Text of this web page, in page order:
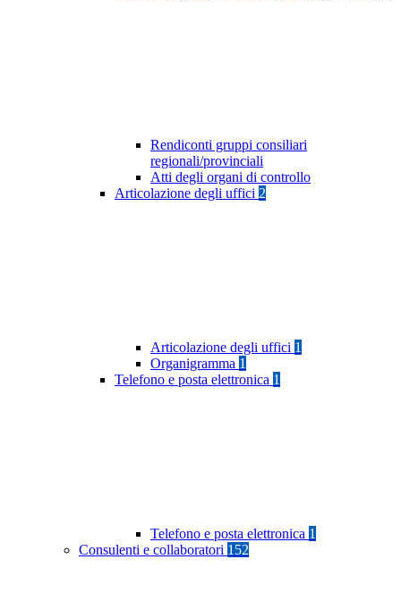
Rendiconti gruppi consiliari
regionali/provinciali
Atti degli organi di controllo
Articolazione degli uffici 2
Articolazione degli uffici 1
Organigramma 1
Telefono e posta elettronica 1
Telefono e posta elettronica 1
Consulenti e collaboratori 152